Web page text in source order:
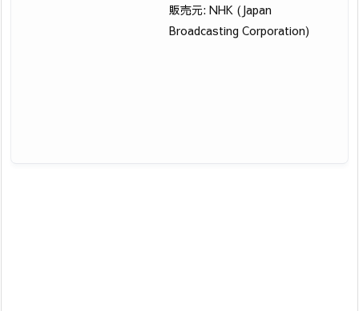
販売元: NHK (Japan
Broadcasting Corporation)